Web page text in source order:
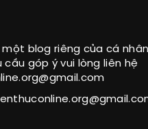
blog riêng của cá
cầu góp ý vui lòng liên hệ